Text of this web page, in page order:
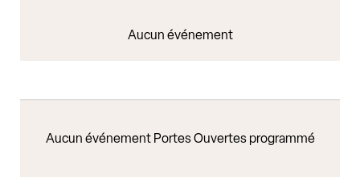
Aucun événement
Aucun événement Portes Ouvertes programmé